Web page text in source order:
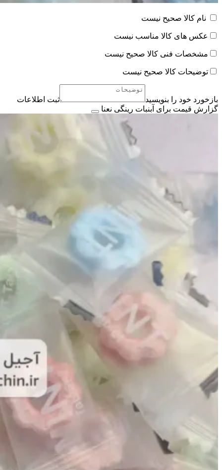
نام کالا صحیح نیست
عکس های کالا مناسب نیست
مشخصات فنی کالا صحیح نیست
توضیحات کالا صحیح نیست
بازخورد خود را بنویسید
ثبت اطلاعات
گزارش قیمت برای آبنبات رینگی نعنا